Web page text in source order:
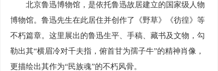
北京鲁迅博物馆，是依托鲁迅故居建立的国家级人物
博物馆。鲁迅先生在此居住并创作了《野草》《彷徨》等
不朽篇章。这里展出的鲁迅生平、手稿、藏书及文物，勾
勒出其“横眉冷对千夫指，俯首甘为孺子牛”的精神肖像，
更描绘出其作为“民族魂”的不朽风骨。